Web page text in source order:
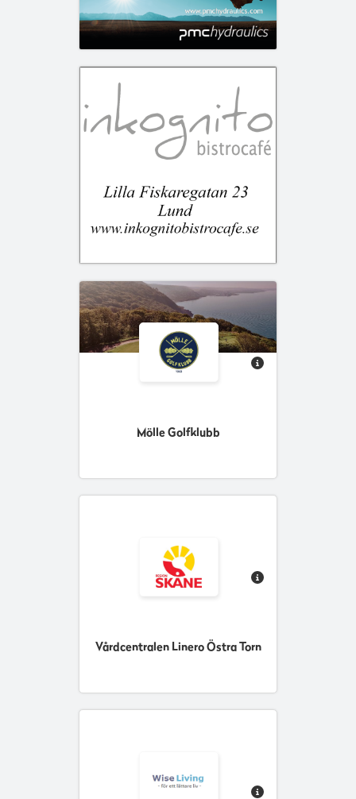
Mölle Golfklubb
Vårdcentralen Linero Östra Torn